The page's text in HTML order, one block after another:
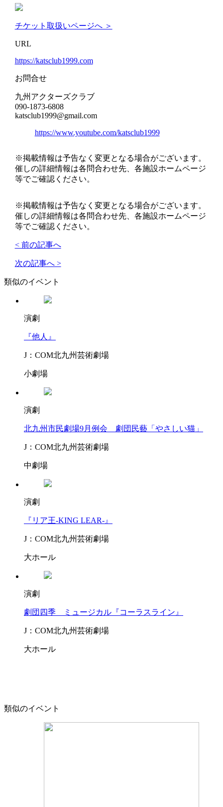
チケット取扱いページへ ＞
URL
https://katsclub1999.com
お問合せ
九州アクターズクラブ
090-1873-6808
katsclub1999@gmail.com
https://www.youtube.com/katsclub1999
※掲載情報は予告なく変更となる場合がございます。
催しの詳細情報は各問合わせ先、各施設ホームページ
等でご確認ください。
※掲載情報は予告なく変更となる場合がございます。
催しの詳細情報は各問合わせ先、各施設ホームページ
等でご確認ください。
< 前の記事へ
次の記事へ >
類似のイベント
演劇
『他人』
J：COM北九州芸術劇場
小劇場
演劇
北九州市民劇場9月例会 劇団民藝「やさしい猫」
J：COM北九州芸術劇場
中劇場
演劇
『リア王-KING LEAR-』
J：COM北九州芸術劇場
大ホール
演劇
劇団四季 ミュージカル『コーラスライン』
J：COM北九州芸術劇場
大ホール
類似のイベント